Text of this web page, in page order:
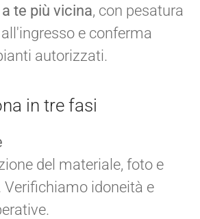
te più vicina, con pesatura
e conferma
autorizzati.
in tre fasi
del materiale, foto e
Verifichiamo idoneità e